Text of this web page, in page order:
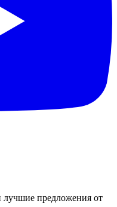
лучшие предложения от